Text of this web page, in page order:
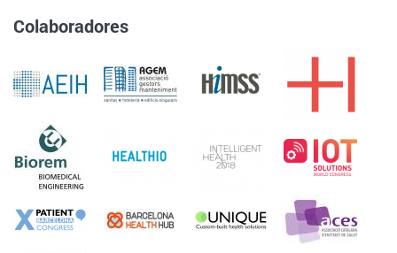
Colaboradores